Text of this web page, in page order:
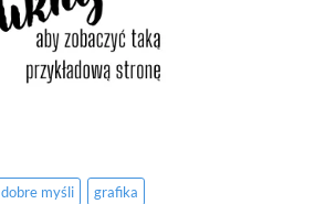
dobre myśli
grafika